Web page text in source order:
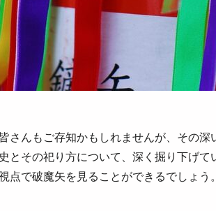
さんもご存知かもしれませんが、その
とその祀り方について、深く掘り下げ
で破魔矢を見ることができるでしょう。